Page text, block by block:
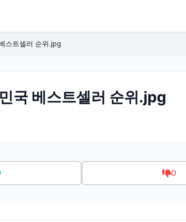
스트셀러 순위.jpg
국 베스트셀러 순위.jpg
0